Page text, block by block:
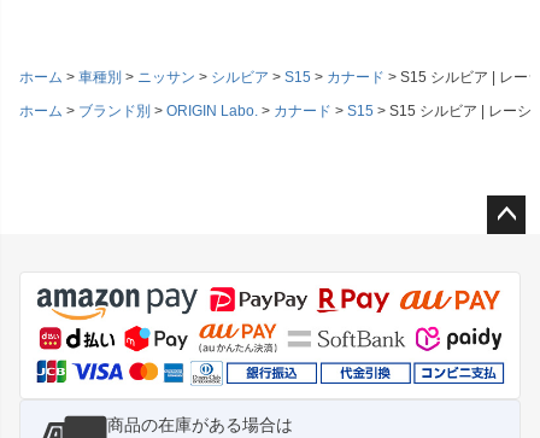
ホーム 車種別 ニッサン シルビア S15 カナード
S15 シルビア | レー
ホーム
ブランド別 ORIGIN Labo. カナード S15 S15 シルビア | レーシ
ジト
ップ
へ
商品の在庫がある場合は